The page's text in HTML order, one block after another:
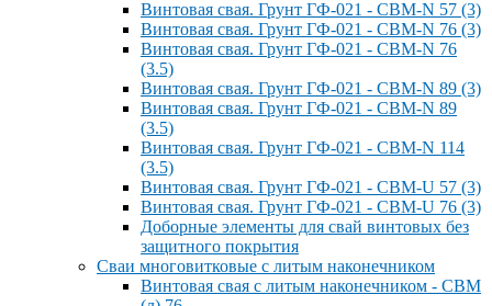
Винтовая свая. Грунт ГФ-021 - СВМ-N 57 (3)
Винтовая свая. Грунт ГФ-021 - СВМ-N 76 (3)
Винтовая свая. Грунт ГФ-021 - СВМ-N 76
(3.5)
Винтовая свая. Грунт ГФ-021 - СВМ-N 89 (3)
Винтовая свая. Грунт ГФ-021 - СВМ-N 89
(3.5)
Винтовая свая. Грунт ГФ-021 - СВМ-N 114
(3.5)
Винтовая свая. Грунт ГФ-021 - СВМ-U 57 (3)
Винтовая свая. Грунт ГФ-021 - СВМ-U 76 (3)
Доборные элементы для свай винтовых без
защитного покрытия
Сваи многовитковые с литым наконечником
Винтовая свая с литым наконечником - СВМ